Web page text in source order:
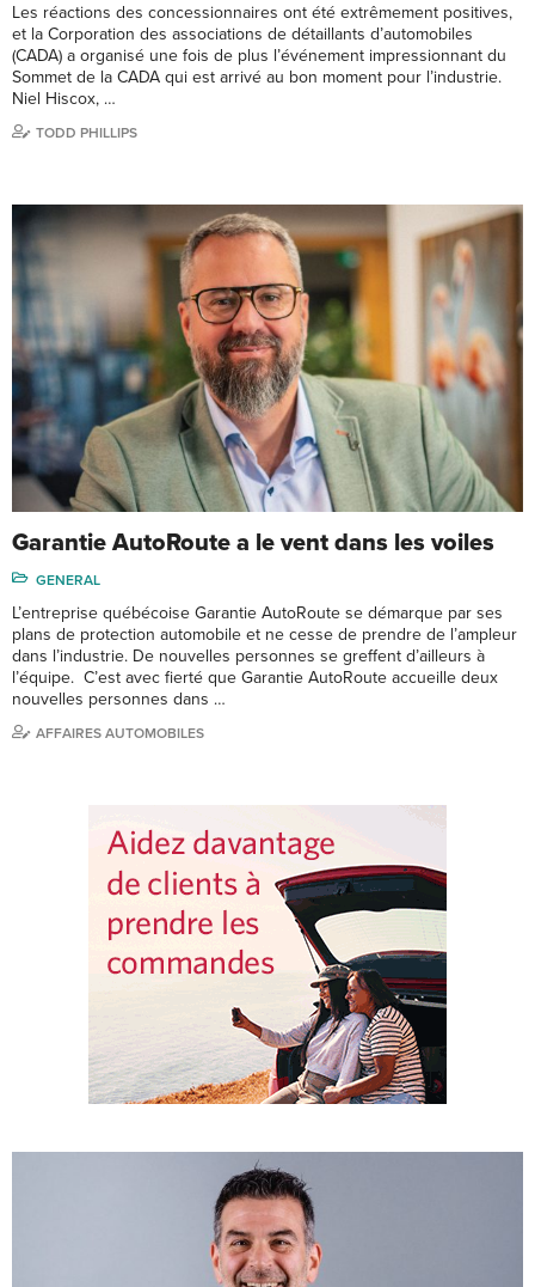
Les réactions des concessionnaires ont été extrêmement positives,
et la Corporation des associations de détaillants d’automobiles
(CADA) a organisé une fois de plus l’événement impressionnant du
Sommet de la CADA qui est arrivé au bon moment pour l’industrie.
Niel Hiscox, …
TODD PHILLIPS
Garantie AutoRoute a le vent dans les voiles
GENERAL
L’entreprise québécoise Garantie AutoRoute se démarque par ses
plans de protection automobile et ne cesse de prendre de l’ampleur
dans l’industrie. De nouvelles personnes se greffent d’ailleurs à
l’équipe. C’est avec fierté que Garantie AutoRoute accueille deux
nouvelles personnes dans …
AFFAIRES AUTOMOBILES